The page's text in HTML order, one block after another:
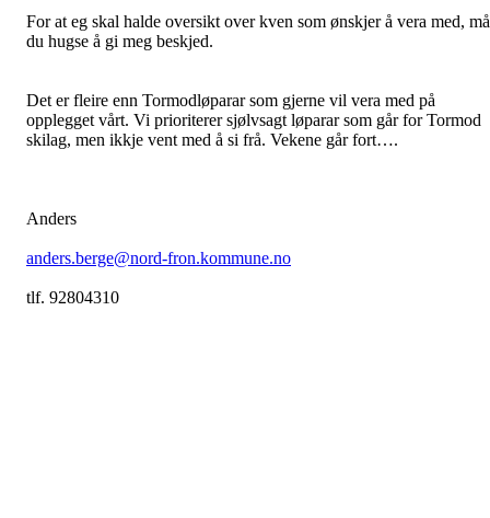
For at eg skal halde oversikt over kven som ønskjer å vera med, må
du hugse å gi meg beskjed.
Det er fleire enn Tormodløparar som gjerne vil vera med på
opplegget vårt. Vi prioriterer sjølvsagt løparar som går for Tormod
skilag, men ikkje vent med å si frå. Vekene går fort….
Anders
anders.berge@nord-fron.kommune.no
tlf. 92804310